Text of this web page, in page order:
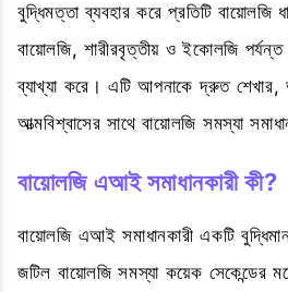
বুদ্ধিমত্তা ব্যবহার করে প্রতিটি বায়োলজি
বায়োলজি, শারীরবৃত্তীয় ও ইকোলজি
ব্যাখ্যা করে। এটি আপনাকে দ্রুত শেখার,
আত্মবিশ্বাসের সাথে বায়োলজি সমস্যা
বায়োলজি এআই সমাধানকারী কী?
বায়োলজি এআই সমাধানকারী একটি
জটিল বায়োলজি সমস্যা কয়েক সেকেন্ডের